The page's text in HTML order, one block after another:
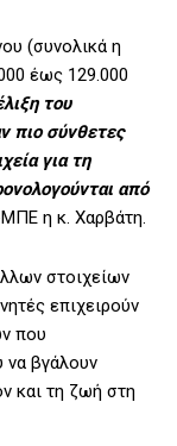
(συνολικά η
έως 129.000
του
πιο σύνθετες
για τη
από
η κ. Χαρβάτη.
στοιχείων
επιχειρούν
που
να βγάλουν
και τη ζωή στη